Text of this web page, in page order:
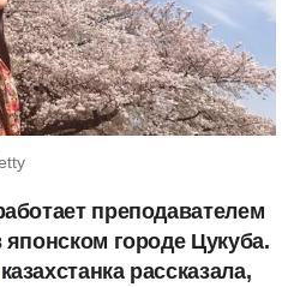
преподавателем
японском городе Цукуба.
рассказала,